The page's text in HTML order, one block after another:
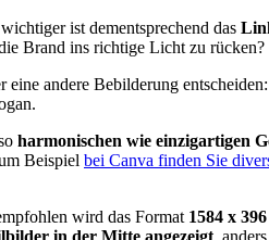
ist dementsprechend das
Brand ins richtige Licht zu rücken?
andere Bebilderung
harmonischen wie einzigartigen
Beispiel bei Canva finden Sie
wird das Format 1584 x
in der Mitte angezeigt ,